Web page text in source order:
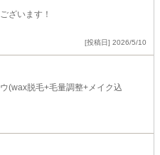
ざいます！
[投稿日] 2026/5/10
ウ(wax脱毛+毛量調整+メイク込